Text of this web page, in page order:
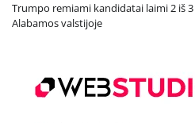
Trumpo remiami kandidatai laimi 2 iš
Alabamos valstijoje